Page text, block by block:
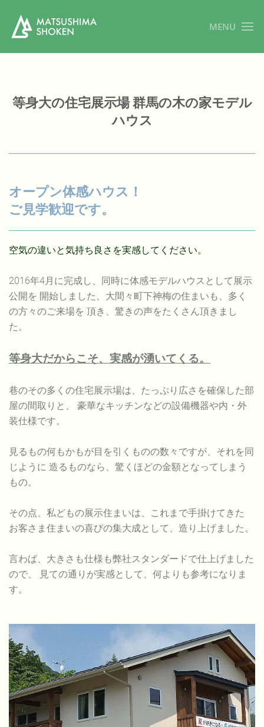
MENU
等身大の住宅展示場 群馬の木の家モデル
ハウス
オープン体感ハウス！
ご見学歓迎です。
空気の違いと気持ち良さを実感してください。
2016年4月に完成し、同時に体感モデルハウスとして展示
公開を 開始しました、大間々町下神梅の住まいも、多く
の方々のご来場を 頂き、驚きの声をたくさん頂きまし
た。
等身大だからこそ、実感が湧いてくる。
巷のその多くの住宅展示場は、たっぷり広さを確保した部
屋の間取りと、 豪華なキッチンなどの設備機器や内・外
装仕様です。
見るもの何もかもが目を引くものの数々ですが、それを同
じように 造るものなら、驚くほどの金額となってしまう
もの。
その点、私どもの展示住まいは、これまで手掛けてきた
お客さま住まいの喜びの集大成として、造り上げました。
言わば、大きさも仕様も弊社スタンダードで仕上げました
ので、 見ての通りが実感として、何よりも参考になりま
す。